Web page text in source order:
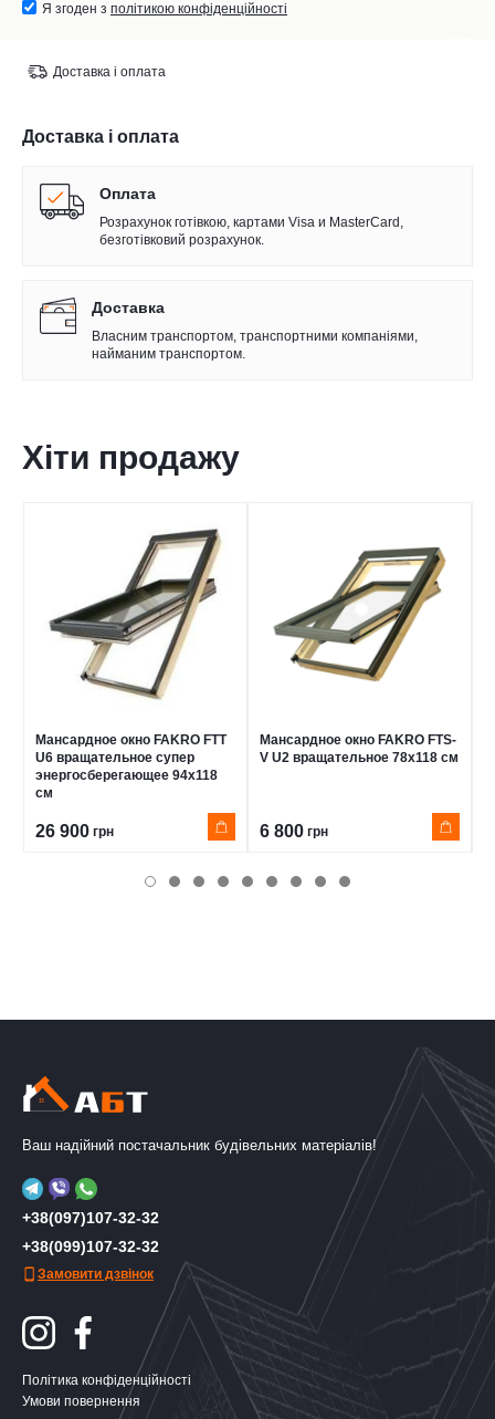
Я згоден з політикою конфіденційності
Доставка і оплата
Доставка і оплата
Оплата
Розрахунок готівкою, картами Visa и MasterCard,
безготівковий розрахунок.
Доставка
Власним транспортом, транспортними компаніями,
найманим транспортом.
Хіти продажу
Мансардное окно FAKRO FTT
U6 вращательное супер
энергосберегающее 94x118
см
26 900 грн
Мансардное окно FAKRO FTS-
V U2 вращательное 78x118 см
6 800 грн
Ваш надійний постачальник будівельних матеріалів!
+38(097)107-32-32
+38(099)107-32-32
Замовити дзвінок
Політика конфіденційності
Умови повернення